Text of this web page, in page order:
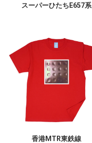
スーパーひたちE657系
香港MTR東鉄線